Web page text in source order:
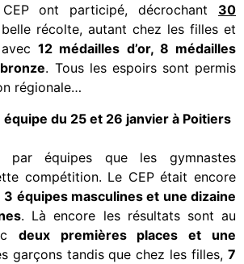
ont participé, décrochant 30
belle récolte, autant chez les filles et
12 médailles d’or, 8 médailles
. Tous les espoirs sont permis
régionale…
du 25 et 26 janvier à Poitiers
par équipes que les gymnastes
compétition. Le CEP était encore
3 équipes masculines et une dizaine
. Là encore les résultats sont au
deux premières places et une
garçons tandis que chez les filles, 7